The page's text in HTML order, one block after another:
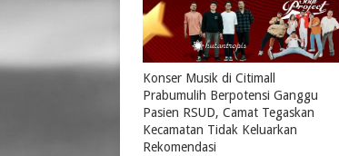
Konser Musik di Citimall
Prabumulih Berpotensi Ganggu
Pasien RSUD, Camat Tegaskan
Kecamatan Tidak Keluarkan
Rekomendasi